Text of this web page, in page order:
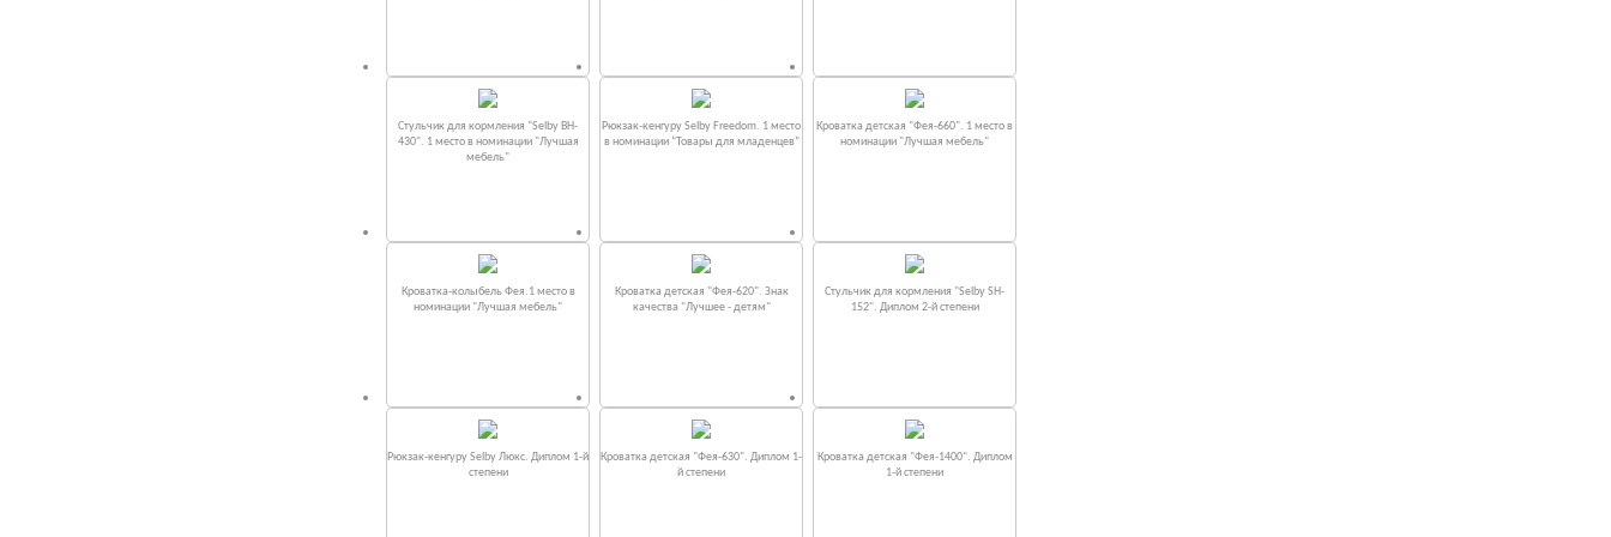
Стульчик для кормления "Selby BH-
430". 1 место в номинации "Лучшая
мебель"
Рюкзак-кенгуру Selby Freedom. 1 место
в номинации “Товары для младенцев”
Кроватка детская "Фея-660". 1 место в
номинации "Лучшая мебель"
Кроватка-колыбель Фея.1 место в
номинации "Лучшая мебель"
Кроватка детская "Фея-620". Знак
качества "Лучшее - детям"
Стульчик для кормления "Selby SH-
152". Диплом 2-й степени
Рюкзак-кенгуру Selby Люкс. Диплом 1-й
степени
Кроватка детская "Фея-630". Диплом 1-
й степени
Кроватка детская "Фея-1400". Диплом
1-й степени